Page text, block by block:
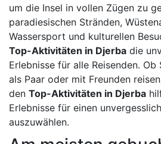
um die Insel in vollen Zügen zu
paradiesischen Stränden,
Wassersport und kulturellen
Top-Aktivitäten in Djerba die
Erlebnisse für alle Reisenden. Ob
als Paar oder mit Freunden
den Top-Aktivitäten in Djerba
Erlebnisse für einen
auszuwählen.